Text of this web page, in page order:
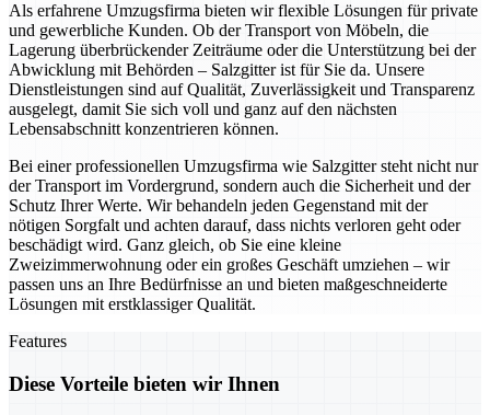
Als erfahrene Umzugsfirma bieten wir flexible Lösungen für private
und gewerbliche Kunden. Ob der Transport von Möbeln, die
Lagerung überbrückender Zeiträume oder die Unterstützung bei der
Abwicklung mit Behörden – Salzgitter ist für Sie da. Unsere
Dienstleistungen sind auf Qualität, Zuverlässigkeit und Transparenz
ausgelegt, damit Sie sich voll und ganz auf den nächsten
Lebensabschnitt konzentrieren können.
Bei einer professionellen Umzugsfirma wie Salzgitter steht nicht nur
der Transport im Vordergrund, sondern auch die Sicherheit und der
Schutz Ihrer Werte. Wir behandeln jeden Gegenstand mit der
nötigen Sorgfalt und achten darauf, dass nichts verloren geht oder
beschädigt wird. Ganz gleich, ob Sie eine kleine
Zweizimmerwohnung oder ein großes Geschäft umziehen – wir
passen uns an Ihre Bedürfnisse an und bieten maßgeschneiderte
Lösungen mit erstklassiger Qualität.
Features
Diese Vorteile bieten wir Ihnen